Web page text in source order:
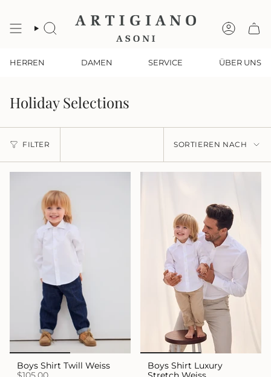
springenSUCHE KONTO
HERREN DAMEN SERVICE ÜBER UNS
Holiday Selections
FILTER
Sortieren
nach
SORTIEREN NACH
Boys Shirt Twill Weiss
Boys Shirt Luxury